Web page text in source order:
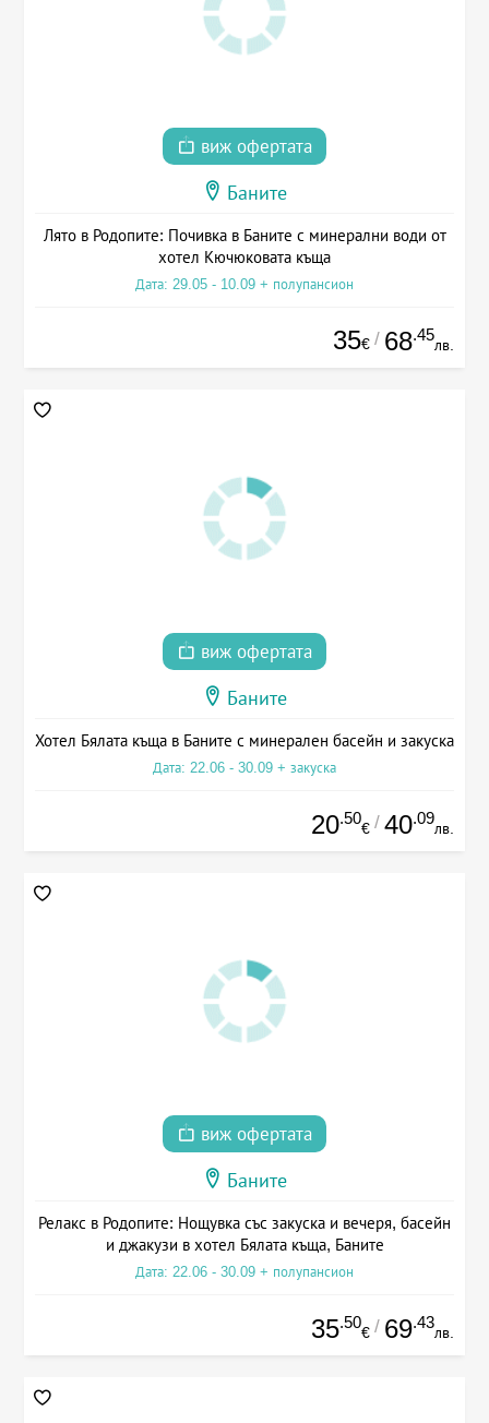
виж офертата
Баните
Лято в Родопите: Почивка в Баните с минерални води от
хотел Кючюковата къща
Дата: 29.05 - 10.09 + полупансион
35€ / 68.45
лв.
виж офертата
Баните
Хотел Бялата къща в Баните с минерален басейн и закуска
Дата: 22.06 - 30.09 + закуска
20.50
€ / 40.09
лв.
виж офертата
Баните
Релакс в Родопите: Нощувка със закуска и вечеря, басейн
и джакузи в хотел Бялата къща, Баните
Дата: 22.06 - 30.09 + полупансион
35.50
€ / 69.43
лв.